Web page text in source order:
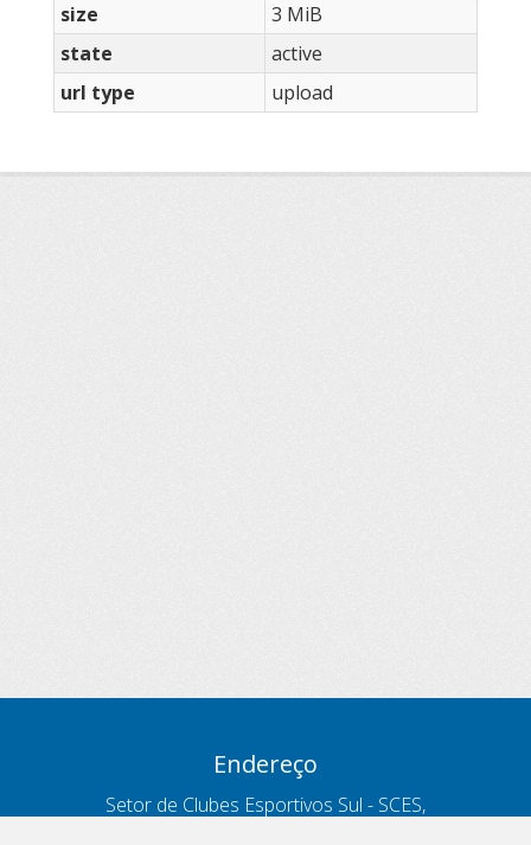
size
3 MiB
state
active
url type
upload
Endereço
Setor de Clubes Esportivos Sul - SCES,